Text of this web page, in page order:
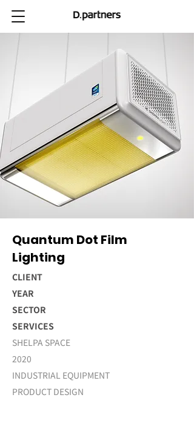
Quantum Dot Film
Lighting
CLIENT
YEAR
SECTOR
SERVICES
SHELPA SPACE
2020
INDUSTRIAL EQUIPMENT
PRODUCT DESIGN